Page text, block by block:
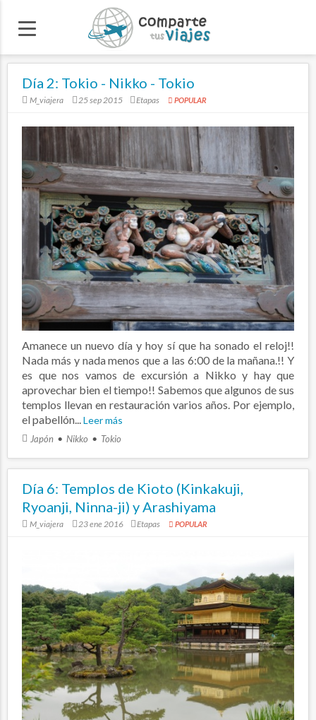
Día 2: Tokio - Nikko - Tokio
M_viajera 25 sep 2015 Etapas POPULAR
Amanece un nuevo día y hoy sí que ha sonado el reloj!!
Nada más y nada menos que a las 6:00 de la mañana.!! Y
es que nos vamos de excursión a Nikko y hay que
aprovechar bien el tiempo!! Sabemos que algunos de sus
templos llevan en restauración varios años. Por ejemplo,
el pabellón...Leer más
Japón Nikko Tokio
Día 6: Templos de Kioto (Kinkakuji,
Ryoanji, Ninna-ji) y Arashiyama
M_viajera 23 ene 2016 Etapas POPULAR